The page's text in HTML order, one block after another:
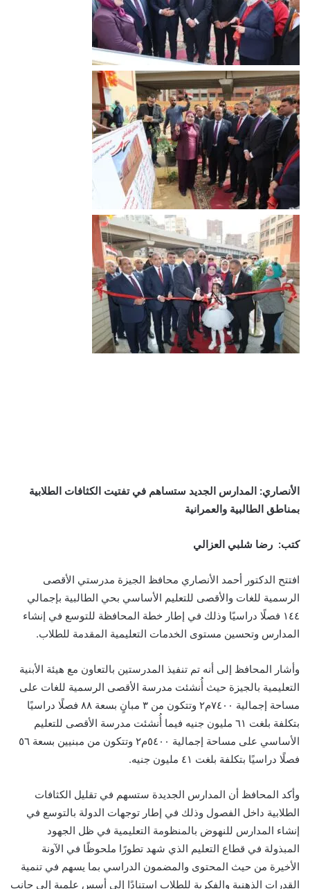
الأنصاري: المدارس الجديد ستساهم في تفتيت الكثافات الطلابية
بمناطق الطالبية والعمرانية
كتب: رضا شلبي العزالي
افتتح الدكتور أحمد الأنصاري محافظ الجيزة مدرستي الأقصى
الرسمية للغات والأقصى للتعليم الأساسي بحي الطالبية بإجمالي
١٤٤ فصلًا دراسيًا وذلك في إطار خطة المحافظة للتوسع في إنشاء
المدارس وتحسين مستوى الخدمات التعليمية المقدمة للطلاب.
وأشار المحافظ إلى أنه تم تنفيذ المدرستين بالتعاون مع هيئة الأبنية
التعليمية بالجيزة حيث أُنشئت مدرسة الأقصى الرسمية للغات على
مساحة إجمالية ٧٤٠٠م٢ وتتكون من ٣ مبانٍ بسعة ٨٨ فصلًا دراسيًا
بتكلفة بلغت ٦١ مليون جنيه فيما أُنشئت مدرسة الأقصى للتعليم
الأساسي على مساحة إجمالية ٥٤٠٠م٢ وتتكون من مبنيين بسعة ٥٦
فصلًا دراسيًا بتكلفة بلغت ٤١ مليون جنيه.
وأكد المحافظ أن المدارس الجديدة ستسهم في تقليل الكثافات
الطلابية داخل الفصول وذلك في إطار توجهات الدولة بالتوسع في
إنشاء المدارس للنهوض بالمنظومة التعليمية في ظل الجهود
المبذولة في قطاع التعليم الذي شهد تطورًا ملحوظًا في الآونة
الأخيرة من حيث المحتوى والمضمون الدراسي بما يسهم في تنمية
القدرات الذهنية والفكرية للطلاب استنادًا إلى أسس علمية إلى جانب